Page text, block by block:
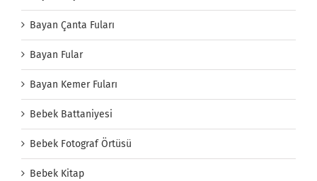
Bayan Çanta Fuları
Bayan Fular
Bayan Kemer Fuları
Bebek Battaniyesi
Bebek Fotograf Örtüsü
Bebek Kitap